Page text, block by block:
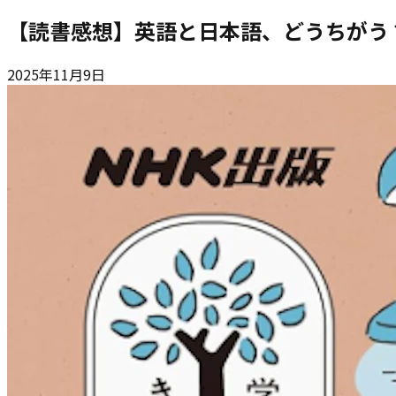
【読書感想】英語と日本語、どうちがう
2025年11月9日